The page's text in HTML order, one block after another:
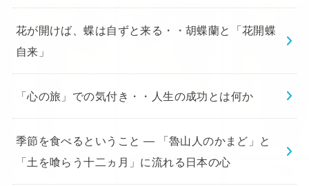
花が開けば、蝶は自ずと来る・・胡蝶蘭と「花開蝶
自来」
「心の旅」での気付き・・人生の成功とは何か
季節を食べるということ ― 「魯山人のかまど」と
「土を喰らう十二ヵ月」に流れる日本の心